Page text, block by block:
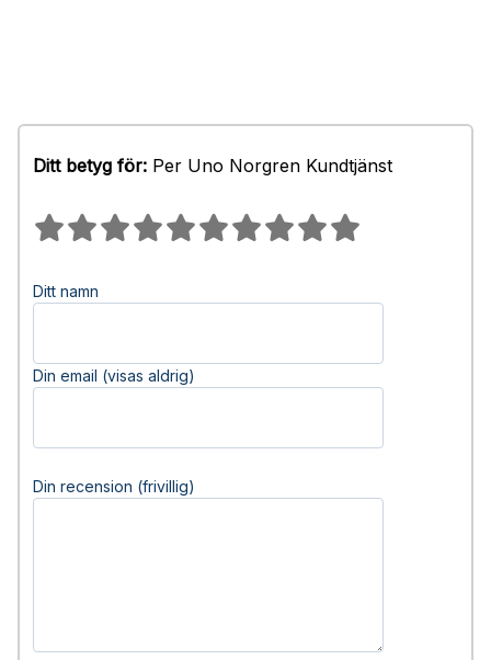
Ditt betyg för: Per Uno Norgren Kundtjänst
Ditt namn
Din email (visas aldrig)
Din recension (frivillig)